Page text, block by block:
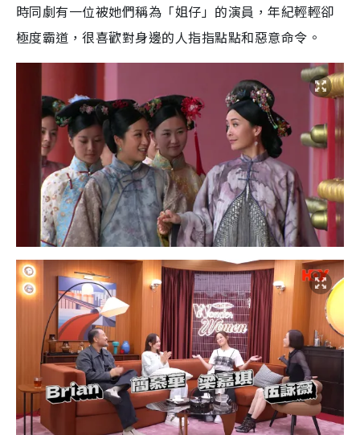
時同劇有一位被她們稱為「姐仔」的演員，年紀輕輕卻
極度霸道，很喜歡對身邊的人指指點點和惡意命令。